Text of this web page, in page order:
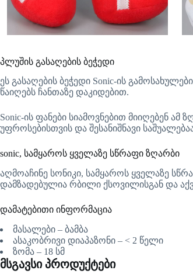
პლუშის გასაღების ბეჭედი
ეს გასაღების ბეჭედი Sonic-ის
წაიღებს ჩანთაზე დაკიდებით.
Sonic-ის ფანები სიამოვნებით მიიღებენ ამ
უფროსებისთვის და შესანიშნავი
sonic, სამყაროს ყველაზე სწრაფი ზღარბი
აღმოაჩინე სონიკი, სამყაროს ყველაზე
დამზადებულია რბილი ქსოვილისგან და
დამატებითი ინფორმაცია
მასალები – ბამბა
ასაკობრივი დიაპაზონი – < 2 წელი
ზომა – 18 სმ
მსგავსი პროდუქტები